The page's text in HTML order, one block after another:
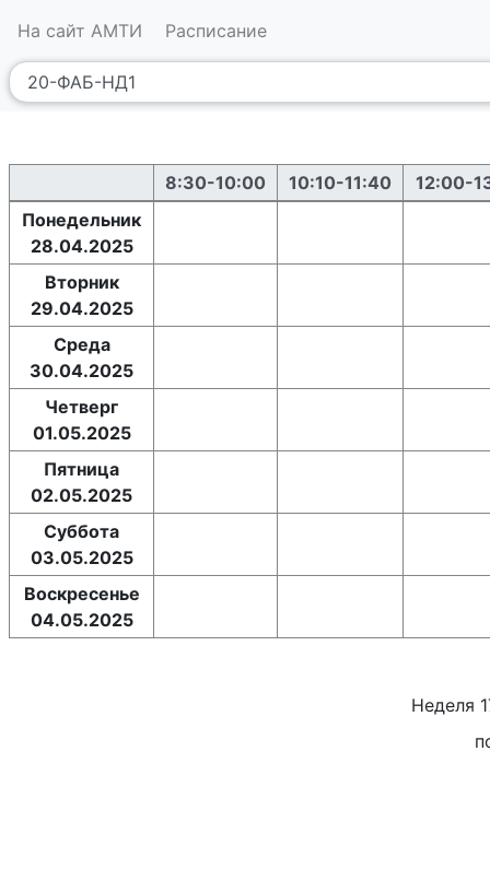
На сайт АМТИ Расписание
8:30-10:00 10:10-11:40
12:00-
Понедельник
28.04.2025
Вторник
29.04.2025
Среда
30.04.2025
Четверг
01.05.2025
Пятница
02.05.2025
Суббота
03.05.2025
Воскресенье
04.05.2025
Неделя